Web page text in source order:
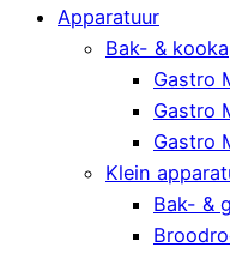
Apparatuur
Bak- &
Gastro
Gastro
Gastro
Klein
Bak- &